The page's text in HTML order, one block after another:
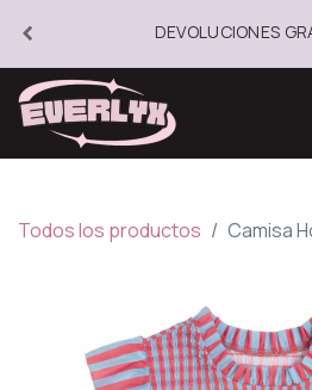
DEVOLUCIONES
Todos los productos Camisa